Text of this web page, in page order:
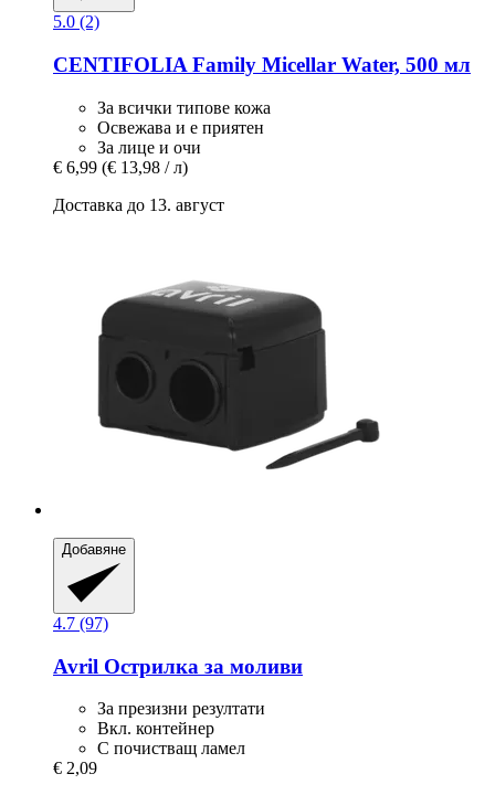
5.0 (2)
CENTIFOLIA Family Micellar Water, 500 мл
За всички типове кожа
Освежава и е приятен
За лице и очи
€ 6,99 (€ 13,98 / л)
Доставка до 13. август
Добавяне
4.7 (97)
Avril Острилка за моливи
За презизни резултати
Вкл. контейнер
С почистващ ламел
€ 2,09